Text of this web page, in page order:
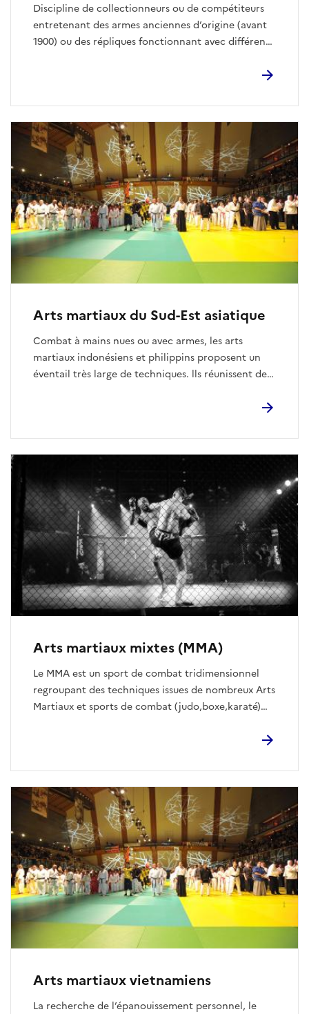
Discipline de collectionneurs ou de compétiteurs
entretenant des armes anciennes d’origine (avant
1900) ou des répliques fonctionnant avec différents
d’épaule, elles fonctionnent à la poudre noire et se
mèche des mousquetaires, pistolets de duel du
XIXe siècle, revolvers et carabines de la conquête
de l’Ouest, fusils à silex de l’époque napoléonienne,
ainsi que les vieux fusils de chasse à percussion.
Arts martiaux du Sud-Est asiatique
Combat à mains nues ou avec armes, les arts
martiaux indonésiens et philippins proposent un
éventail très large de techniques. lls réunissent des
combat et le redoutable self-défense. Deux groupes
avec armes incluant des techniques à mains nues.
Le Pencak Silat : dans sa forme moderne, il s’appuie
sur un travail de self-défense avec des réponses
éclairs et une finalisation rapide des actions.
Arts martiaux mixtes (MMA)
Le MMA est un sport de combat tridimensionnel
regroupant des techniques issues de nombreux Arts
Martiaux et sports de combat (judo,boxe,karaté)
propres spécificités. Sport complet, il intègre des
coude en professionnel) debout mais également au
sol (ground and pound). Nous retrouvons aussi des
techniques de projection et balayages ainsi que des
soumissions (clé articulaires, étranglement
sanguin).
Arts martiaux vietnamiens
La recherche de l’épanouissement personnel, le